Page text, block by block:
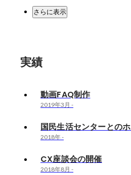
さらに表示
実績
動画FAQ制作
2019年3月 -
国民生活センターとの
2018年-
CX座談会の開催
2018年8月 -